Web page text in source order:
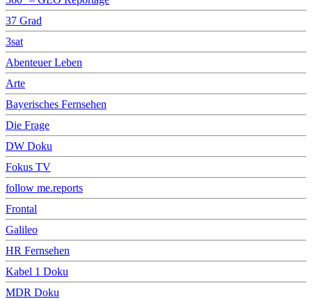
37 Grad
3sat
Abenteuer Leben
Arte
Bayerisches Fernsehen
Die Frage
DW Doku
Fokus TV
follow me.reports
Frontal
Galileo
HR Fernsehen
Kabel 1 Doku
MDR Doku